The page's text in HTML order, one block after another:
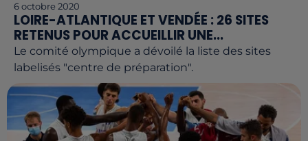
6 octobre 2020
LOIRE-ATLANTIQUE ET VENDÉE : 26 SITES
RETENUS POUR ACCUEILLIR UNE...
Le comité olympique a dévoilé la liste des sites
labelisés "centre de préparation".